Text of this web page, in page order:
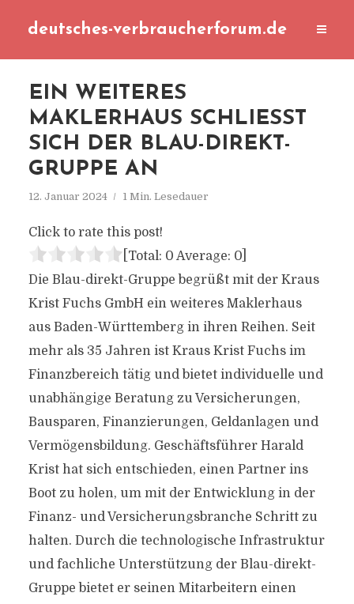
deutsches-verbraucherforum.de
EIN WEITERES
MAKLERHAUS SCHLIESST S
ICH DER BLAU-DIREKT-G
RUPPE AN
12. Januar 2024 1 Min. Lesedauer
Click to rate this post!
[Total: 0 Average: 0]
Die Blau-direkt-Gruppe begrüßt mit der Kraus
Krist Fuchs GmbH ein weiteres Maklerhaus
aus Baden-Württemberg in ihren Reihen. Seit
mehr als 35 Jahren ist Kraus Krist Fuchs im
Finanzbereich tätig und bietet individuelle und
unabhängige Beratung zu Versicherungen,
Bausparen, Finanzierungen, Geldanlagen und
Vermögensbildung. Geschäftsführer Harald
Krist hat sich entschieden, einen Partner ins
Boot zu holen, um mit der Entwicklung in der
Finanz- und Versicherungsbranche Schritt zu
halten. Durch die technologische Infrastruktur
und fachliche Unterstützung der Blau-direkt-
Gruppe bietet er seinen Mitarbeitern einen